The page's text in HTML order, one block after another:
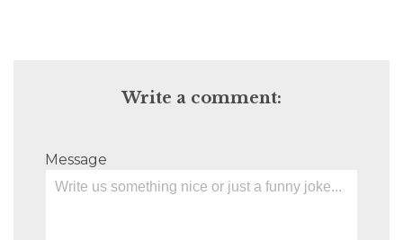
Write a comment:
Message